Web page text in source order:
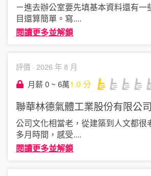
ㄧ進去辦公室要先填基本資料還有一
目還算簡單。寫....
閱讀更多並解鎖
評價 · 2026 年 8 月
月薪 0 ~ 6萬1.0 分
聯華林德氣體工業股份有限公司
公司文化相當老，從建築到人文都很
多月時間，感受....
閱讀更多並解鎖